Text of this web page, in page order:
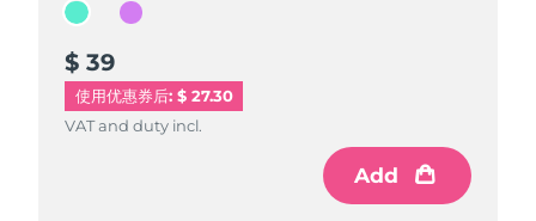
$ 39
使用优惠券后: $ 27.30
VAT and duty incl.
Add
$ 39
VAT and duty incl.
Add